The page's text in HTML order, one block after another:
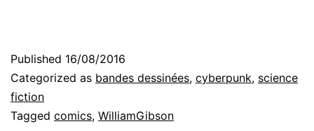
Published 16/08/2016
Categorized as bandes dessinées, cyberpunk, science
fiction
Tagged comics, WilliamGibson